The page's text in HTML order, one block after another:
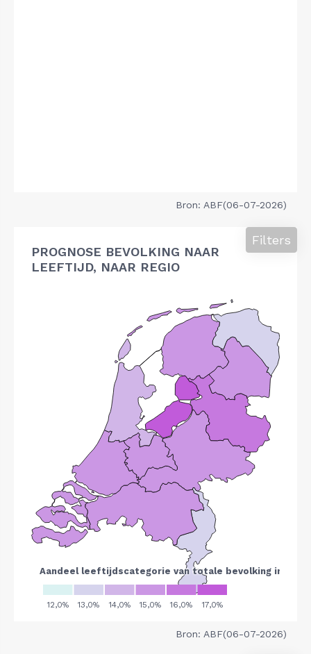
Bron: ABF(06-07-2026)
PROGNOSE BEVOLKING NAAR
LEEFTIJD, NAAR REGIO
Filters
Bron: ABF(06-07-2026)